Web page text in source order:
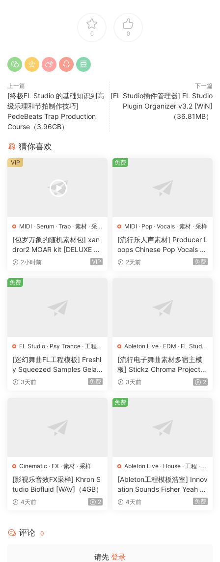
– OTT
– Fabfilter Pro-MB
– FabFilter Pro-L 2
– LFOTool
🏠 HomePage
0 0
上一篇
[终极FL Studio 的基础知识到高
级乐理和节拍制作技巧]
PedeBeats Trap Production
Course（3.96GB）
下一篇
[FL Studio插件管理器] FL Studio
Plugin Organizer v3.2 [WiN]
（36.81MB）
猜你喜欢
MIDI · Serum · Trap · 素材 · 采
样·预置
[包罗万象的随机素材包] xan
dror2 MOAR kit [DELUXE VE
RSION] [WAV, MiDi]（3.1G
2小时前 VIP
VIP
MIDI · Pop · Vocals · 素材 · 采样
[流行乐人声素材] Producer L
oops Chinese Pop Vocals Vo
l.1 [WAV, MiDi, REX]（3.21G
2天前 免费
免费
FL Studio · Psy Trance · 工程·
素材
采样
[迷幻舞曲FL工程模板] Freshl
y Squeezed Samples Gelar
di Template Essentials Vol.1
3天前 免费
免费
Ableton Live · EDM · FL Studio
· Logic Pro ·Pop · 工程· 素材
采样
[流行电子舞曲素材多宿主模
板] Stickz Chroma Project Fi
le Expansion（2.53GB）
3天前 2
Cinematic · FX · 素材 · 采样
[影视乐音效FX采样] Khron S
tudio Biofluid [WAV]（4GB）
4天前 2
Ableton Live · House · 工程 · 素
材
采样
[Ableton工程模板浩室] Innov
ation Sounds Fisher Yeah T
he Girls (Rmv Remake)（13
4天前 免费
免费
评论 0
请先 登录